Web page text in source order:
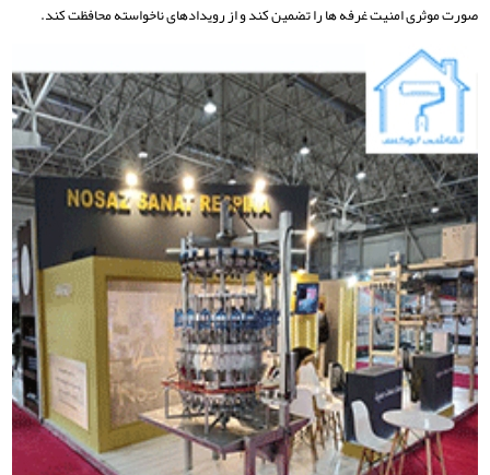
‌صورت موثری امنیت غرفه ‌ها را تضمین کند و از رویدادهای ناخواسته محافظت کند.